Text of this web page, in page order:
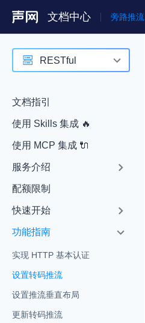
文档中心 旁路推流
产品
通用文档
Legacy 文档
RESTful
文档指引
使用 Skills 集成 🔥
使用 MCP 集成 🔌
服务介绍
配额限制
快速开始
功能指南
实现 HTTP 基本认证
设置转码推流
设置推流垂直布局
更新转码推流